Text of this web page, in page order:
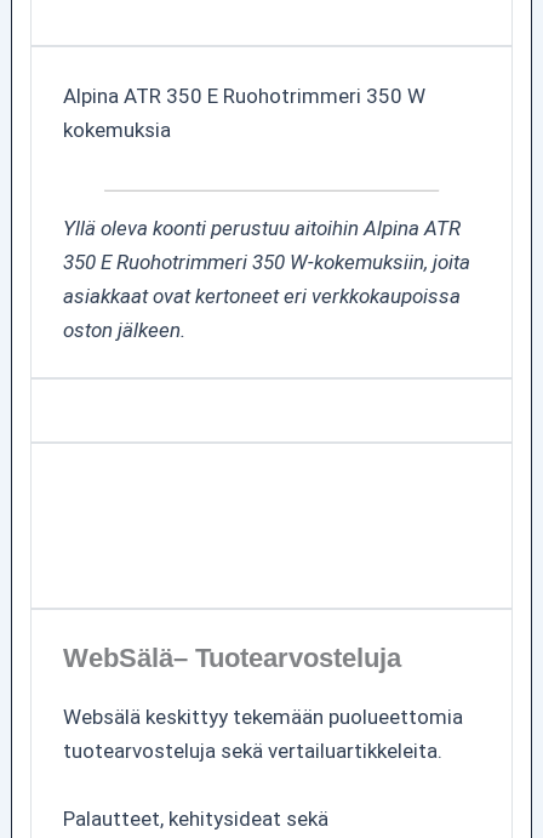
Alpina ATR 350 E Ruohotrimmeri 350 W
kokemuksia
Yllä oleva koonti perustuu aitoihin Alpina ATR
350 E Ruohotrimmeri 350 W-kokemuksiin, joita
asiakkaat ovat kertoneet eri verkkokaupoissa
oston jälkeen.
WebSälä– Tuotearvosteluja
Websälä keskittyy tekemään puolueettomia
tuotearvosteluja sekä vertailuartikkeleita.
Palautteet, kehitysideat sekä